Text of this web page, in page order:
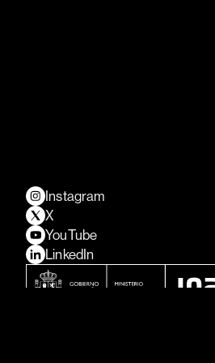
Instagram
X
YouTube
LinkedIn